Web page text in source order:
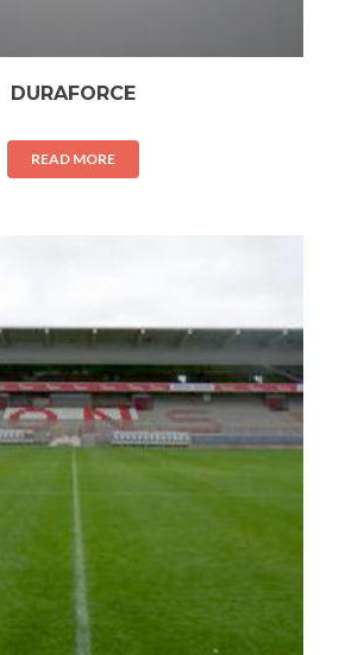
DURAFORCE
READ MORE